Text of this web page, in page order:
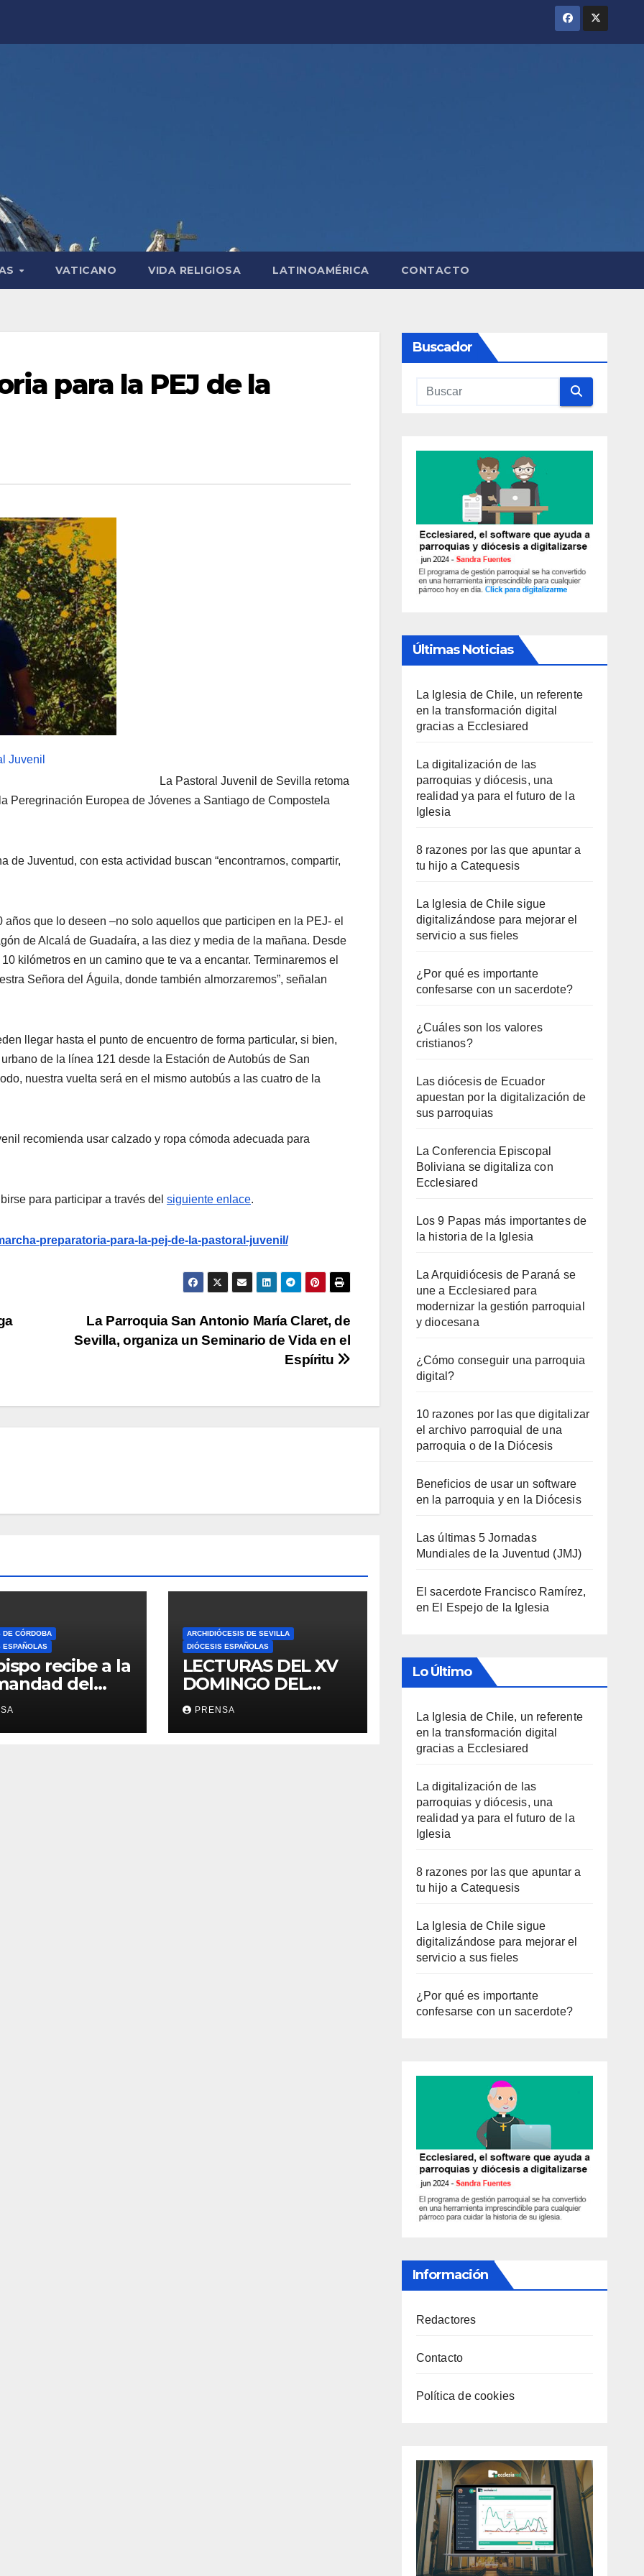
VATICANO VIDA RELIGIOSA LATINOAMÉRICA CONTACTO
para la PEJ de la
La Pastoral Juvenil de Sevilla retoma
Peregrinación Europea de Jóvenes a Santiago de Compostela
Juventud, con esta actividad buscan “encontrarnos, compartir,
que lo deseen –no solo aquellos que participen en la PEJ- el
de Alcalá de Guadaíra, a las diez y media de la mañana. Desde
kilómetros en un camino que te va a encantar. Terminaremos el
Señora del Águila, donde también almorzaremos”, señalan
llegar hasta el punto de encuentro de forma particular, si bien,
de la línea 121 desde la Estación de Autobús de San
nuestra vuelta será en el mismo autobús a las cuatro de la
recomienda usar calzado y ropa cómoda adecuada para
para participar a través del siguiente enlace.
preparatoria-para-la-pej-de-la-pastoral-juvenil/
La Parroquia San Antonio María Claret, de
Sevilla, organiza un Seminario de Vida en el
Espíritu
DE CÓRDOBA
ESPAÑOLAS
recibe a la
del
ARCHIDIÓCESIS DE SEVILLA
DIÓCESIS ESPAÑOLAS
LECTURAS DEL XV
DOMINGO DEL
TIEMPO
ORDINARIO (A)
PRENSA
Buscador
Últimas Noticias
La Iglesia de Chile, un referente
en la transformación digital
gracias a Ecclesiared
La digitalización de las
parroquias y diócesis, una
realidad ya para el futuro de la
Iglesia
8 razones por las que apuntar a
tu hijo a Catequesis
La Iglesia de Chile sigue
digitalizándose para mejorar el
servicio a sus fieles
¿Por qué es importante
confesarse con un sacerdote?
¿Cuáles son los valores
cristianos?
Las diócesis de Ecuador
apuestan por la digitalización de
sus parroquias
La Conferencia Episcopal
Boliviana se digitaliza con
Ecclesiared
Los 9 Papas más importantes de
la historia de la Iglesia
La Arquidiócesis de Paraná se
une a Ecclesiared para
modernizar la gestión parroquial
y diocesana
¿Cómo conseguir una parroquia
digital?
10 razones por las que digitalizar
el archivo parroquial de una
parroquia o de la Diócesis
Beneficios de usar un software
en la parroquia y en la Diócesis
Las últimas 5 Jornadas
Mundiales de la Juventud (JMJ)
El sacerdote Francisco Ramírez,
en El Espejo de la Iglesia
Lo Último
La Iglesia de Chile, un referente
en la transformación digital
gracias a Ecclesiared
La digitalización de las
parroquias y diócesis, una
realidad ya para el futuro de la
Iglesia
8 razones por las que apuntar a
tu hijo a Catequesis
La Iglesia de Chile sigue
digitalizándose para mejorar el
servicio a sus fieles
¿Por qué es importante
confesarse con un sacerdote?
Información
Redactores
Contacto
Política de cookies